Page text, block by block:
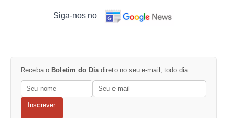
Siga-nos no
Receba o Boletim do Diadireto no seu e-mail, todo dia.
Inscrever